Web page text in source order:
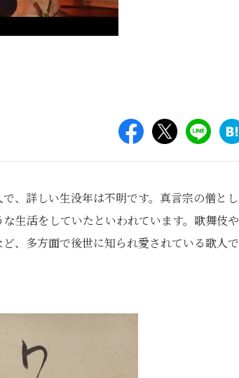
、詳しい生没年は不明です。真言宗の僧とし
生活をしていたといわれています。歌舞伎や
、多方面で後世に知られ愛されている歌人で